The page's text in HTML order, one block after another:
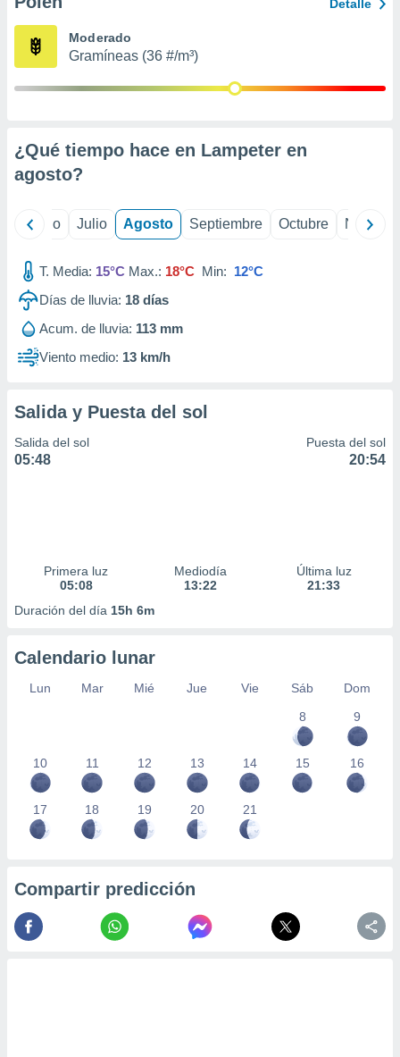
publicidad
1199
Detalle
Moderado
Gramíneas (36 #/m³)
¿Qué tiempo hace en Lampeter en
agosto?
Junio Julio Agosto Septiembre Octubre
T. Media: 15°C Max.: 18°C Min: 12°C
Días de lluvia: 18 días
Acum. de lluvia: 113 mm
Viento medio: 13 km/h
Salida y Puesta del sol
Salida del sol
05:48
Puesta del sol
20:54
Primera luz
05:08
Mediodía
13:22
Última luz
21:33
Duración del día 15h 6m
Calendario lunar
Lun Mar Mié Jue Vie Sáb
Dom
8
9
10 11 12 13 14 15 16
17 18 19 20 21
Compartir predicción